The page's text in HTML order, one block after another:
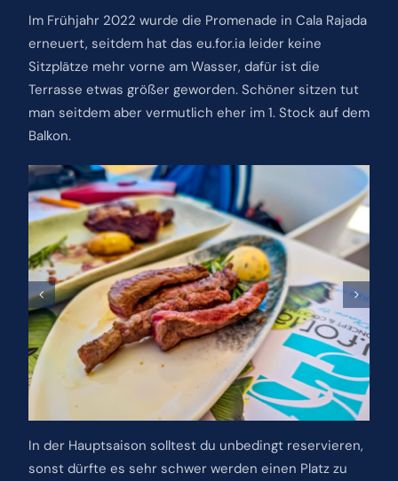
Im Frühjahr 2022 wurde die Promenade in Cala Rajada
erneuert, seitdem hat das eu.for.ia leider keine
Sitzplätze mehr vorne am Wasser, dafür ist die
Terrasse etwas größer geworden. Schöner sitzen tut
man seitdem aber vermutlich eher im 1. Stock auf dem
Balkon.
In der Hauptsaison solltest du unbedingt reservieren,
sonst dürfte es sehr schwer werden einen Platz zu